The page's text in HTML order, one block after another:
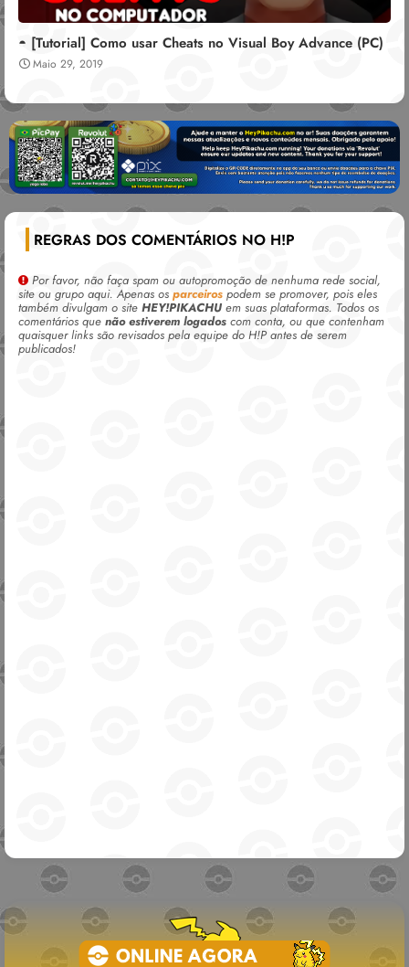
◓ [Tutorial] Como usar Cheats no Visual Boy Advance (PC)
Maio 29, 2019
REGRAS DOS COMENTÁRIOS NO H!P
Por favor, não faça spam ou autopromoção de nenhuma rede social,
site ou grupo aqui. Apenas os parceiros podem se promover, pois eles
também divulgam o site HEY!PIKACHU em suas plataformas. Todos os
comentários que não estiverem logados com conta, ou que contenham
quaisquer links são revisados pela equipe do H!P antes de serem
publicados!